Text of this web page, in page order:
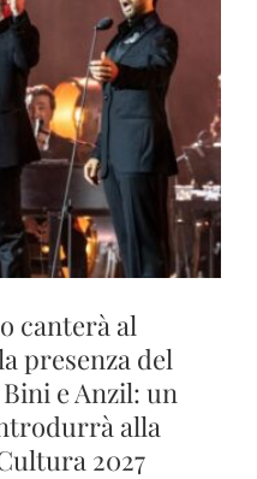
canterà al
presenza del
e Anzil: un
alla
2027